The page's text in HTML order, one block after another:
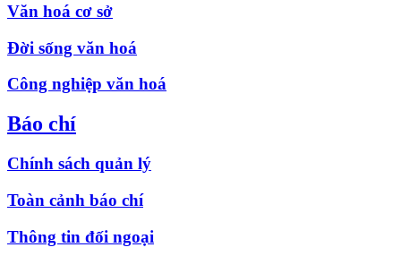
Văn hoá cơ sở
Đời sống văn hoá
Công nghiệp văn hoá
Báo chí
Chính sách quản lý
Toàn cảnh báo chí
Thông tin đối ngoại